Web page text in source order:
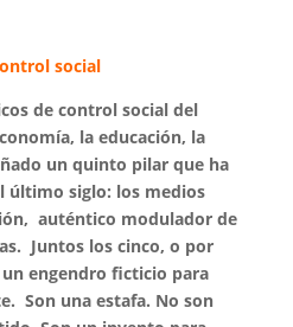
social
de control social del
la educación, la
un quinto pilar que ha
último siglo: los medios
auténtico modulador de
Juntos los cinco, o por
engendro ficticio para
Son una estafa. No son